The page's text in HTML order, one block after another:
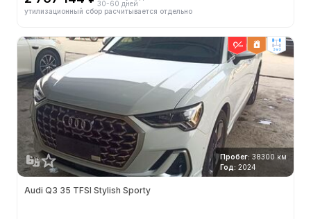
30-60 дней
утилизационный сбор расчитывается отдельно
2wd
Пробег: 38300 км
Год: 2024
Audi Q3 35 TFSI Stylish Sporty